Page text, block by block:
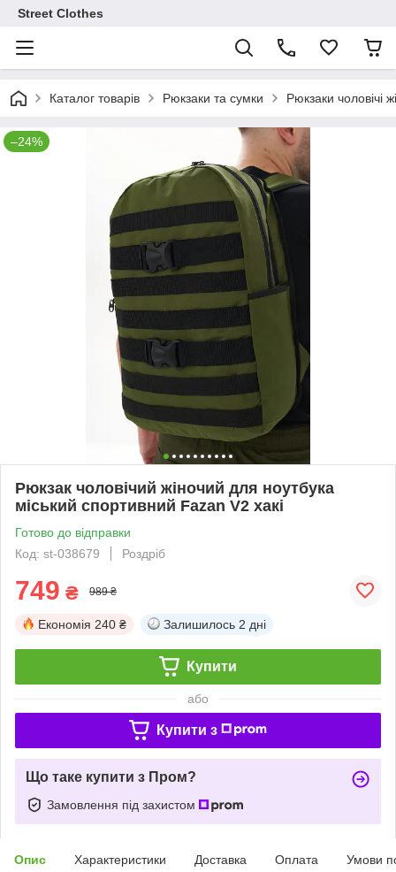
Street Clothes
Каталог товарів Рюкзаки та сумки Рюкзаки чоловічі
–24%
Рюкзак чоловічий жіночий для ноутбука
міський спортивний Fazan V2 хакі
Готово до відправки
Код: st-038679
Роздріб
749 ₴ 989 ₴
Економія 240 ₴ Залишилось 2 дні
Купити
або
Купити з
Що таке купити з Пром?
Замовлення під захистом
Опис Характеристики Доставка Оплата Умови